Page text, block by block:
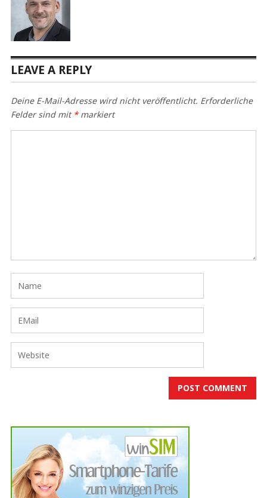
LEAVE A REPLY
Deine E-Mail-Adresse wird nicht veröffentlicht. Erforderliche
Felder sind mit *markiert